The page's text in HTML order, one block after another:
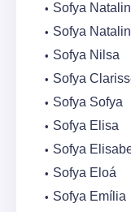
Sofya
Sofya
Sofya Nilsa
Sofya
Sofya Sofya
Sofya Elisa
Sofya
Sofya Eloá
Sofya Emília